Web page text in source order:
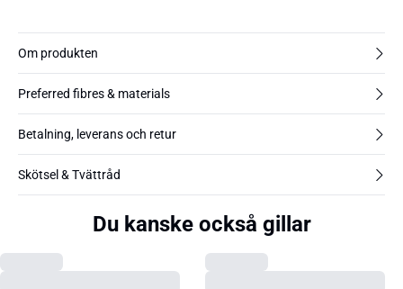
Om produkten
Preferred fibres & materials
Betalning, leverans och retur
Skötsel & Tvättråd
Du kanske också gillar